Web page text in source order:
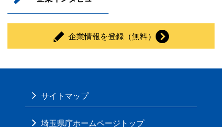
企業情報を登録（無料）
サイトマップ
埼玉県庁ホームページトップ